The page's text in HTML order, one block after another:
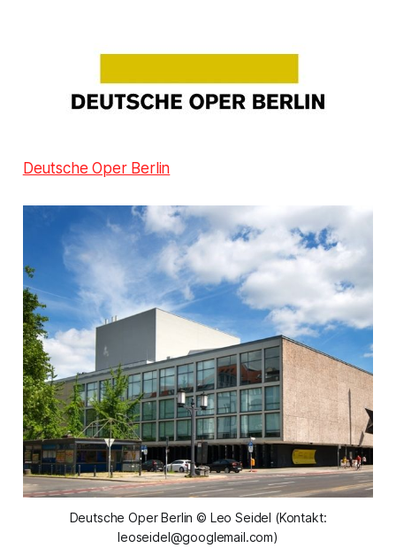
Deutsche Oper Berlin
Deutsche Oper Berlin © Leo Seidel (Kontakt:
leoseidel@googlemail.com)